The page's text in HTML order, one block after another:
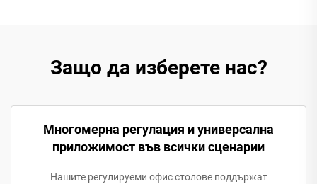
Защо да изберете нас?
Многомерна регулация и универсална
приложимост във всички сценарии
Нашите регулируеми офис столове поддържат